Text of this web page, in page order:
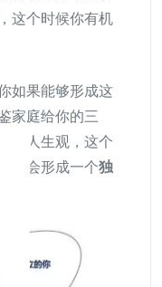
这个时候你有机
如果能够形成这
家庭给你的三
和人生观，这个
你会形成一个独